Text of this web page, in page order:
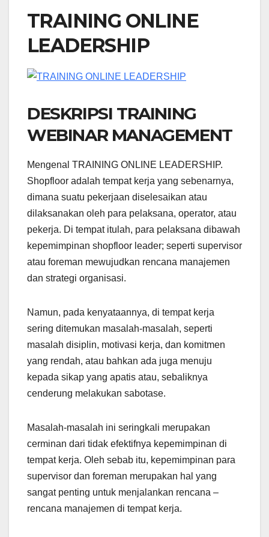
TRAINING ONLINE
LEADERSHIP
DESKRIPSI TRAINING
WEBINAR MANAGEMENT
Mengenal TRAINING ONLINE LEADERSHIP.
Shopfloor adalah tempat kerja yang sebenarnya,
dimana suatu pekerjaan diselesaikan atau
dilaksanakan oleh para pelaksana, operator, atau
pekerja. Di tempat itulah, para pelaksana dibawah
kepemimpinan shopfloor leader; seperti supervisor
atau foreman mewujudkan rencana manajemen
dan strategi organisasi.
Namun, pada kenyataannya, di tempat kerja
sering ditemukan masalah-masalah, seperti
masalah disiplin, motivasi kerja, dan komitmen
yang rendah, atau bahkan ada juga menuju
kepada sikap yang apatis atau, sebaliknya
cenderung melakukan sabotase.
Masalah-masalah ini seringkali merupakan
cerminan dari tidak efektifnya kepemimpinan di
tempat kerja. Oleh sebab itu, kepemimpinan para
supervisor dan foreman merupakan hal yang
sangat penting untuk menjalankan rencana –
rencana manajemen di tempat kerja.